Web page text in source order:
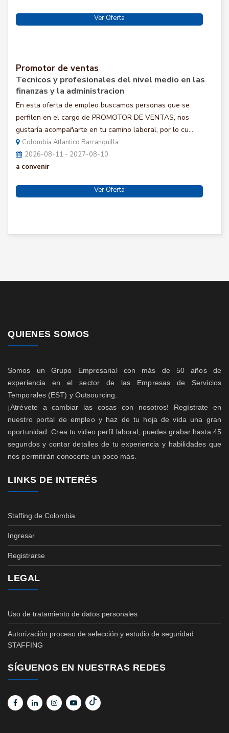
Ver Oferta
Promotor de ventas
Tecnicos y profesionales del nivel medio en las
finanzas y la administracion
En esta oferta de empleo buscamos personas que se
perfilen en el cargo de PROMOTOR DE VENTAS, nos
gustaría acompañarte en tu camino laboral, por lo cu...
Colombia Atlantico Barranquilla
2026-08-11 - 2027-08-10
a convenir
Ver Oferta
QUIENES SOMOS
Somos un Grupo Empresarial con más de 50 años de
experiencia en el sector de las Empresas de Servicios
Temporales (EST) y Outsourcing.
¡Atrévete a cambiar las cosas con nosotros! Regístrate en
nuestro portal de empleo y haz de tu hoja de vida una gran
oportunidad. Crea tu video perfil laboral, puedes grabar hasta 45
segundos y contar detalles de tu experiencia y habilidades que
nos permitirán conocerte un poco más.
LINKS DE INTERÉS
Staffing de Colombia
Ingresar
Registrarse
LEGAL
Uso de tratamiento de datos personales
Autorización proceso de selección y estudio de seguridad
STAFFING
SÍGUENOS EN NUESTRAS REDES